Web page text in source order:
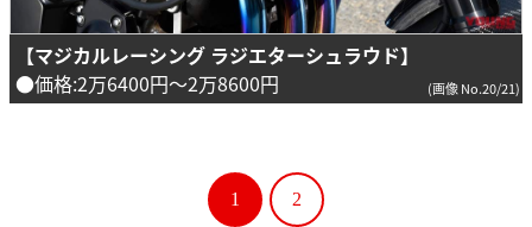
【マジカルレーシング ラジエターシュラウド】
●価格:2万6400円～2万8600円
(画像 No.20/21)
1 2